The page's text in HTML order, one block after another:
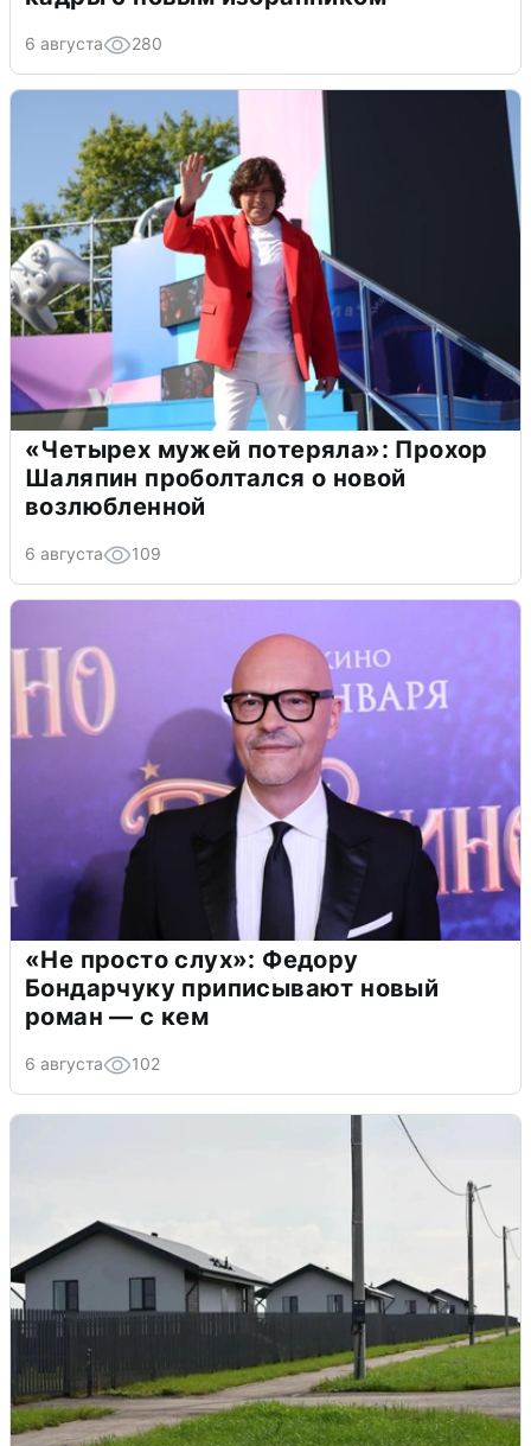
6 августа 280
«Четырех мужей потеряла»: Прохор
Шаляпин проболтался о новой
возлюбленной
6 августа 109
«Не просто слух»: Федору
Бондарчуку приписывают новый
роман — с кем
6 августа 102